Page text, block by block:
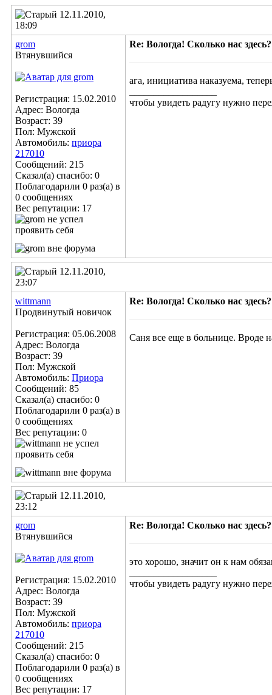
12.11.2010,
18:09
grom
Втянувшийся
Регистрация: 15.02.2010
Адрес: Вологда
Возраст: 39
Пол: Мужской
Автомобиль: приора
217010
Сообщений: 215
Сказал(а) спасибо: 0
Поблагодарили 0 раз(а) в
0 сообщениях
Вес репутации: 17
Re: Вологда! Сколько нас здесь?
ага, инициатива наказуема,
чтобы увидеть радугу нужно
12.11.2010,
23:07
wittmann
Продвинутый новичок
Регистрация: 05.06.2008
Адрес: Вологда
Возраст: 39
Пол: Мужской
Автомобиль: Приора
Сообщений: 85
Сказал(а) спасибо: 0
Поблагодарили 0 раз(а) в
0 сообщениях
Вес репутации: 0
Re: Вологда! Сколько нас здесь?
Саня все еще в больнице. Вроде
12.11.2010,
23:12
grom
Втянувшийся
Регистрация: 15.02.2010
Адрес: Вологда
Возраст: 39
Пол: Мужской
Автомобиль: приора
217010
Сообщений: 215
Сказал(а) спасибо: 0
Поблагодарили 0 раз(а) в
0 сообщениях
Вес репутации: 17
Re: Вологда! Сколько нас здесь?
это хорошо, значит он к нам
чтобы увидеть радугу нужно